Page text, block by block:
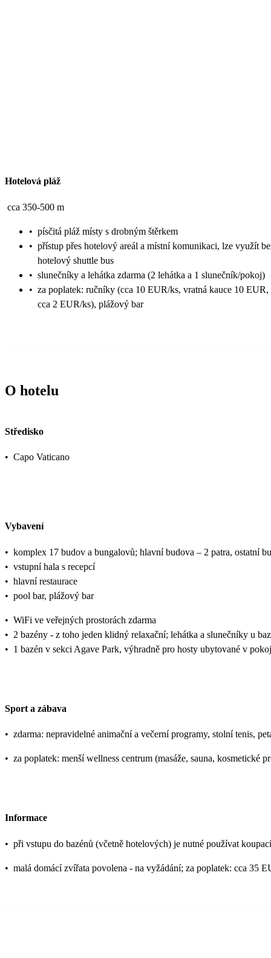
Hotelová pláž
cca 350-500 m
• písčitá pláž místy s drobným štěrkem
• přístup přes hotelový areál a místní komunikaci, lze využít
hotelový shuttle bus
• slunečníky a lehátka zdarma (2 lehátka a 1 slunečník/pokoj)
• za poplatek: ručníky (cca 10 EUR/ks, vratná kauce 10 EUR,
cca 2 EUR/ks), plážový bar
O hotelu
Středisko
• Capo Vaticano
Vybavení
• komplex 17 budov a bungalovů; hlavní budova – 2 patra, ostatní
• vstupní hala s recepcí
• hlavní restaurace
• pool bar, plážový bar
• WiFi ve veřejných prostorách zdarma
• 2 bazény - z toho jeden klidný relaxační; lehátka a slunečníky u
• 1 bazén v sekci Agave Park, výhradně pro hosty ubytované v
Sport a zábava
• zdarma: nepravidelné animační a večerní programy, stolní tenis,
• za poplatek: menší wellness centrum (masáže, sauna, kosmetické
Informace
• při vstupu do bazénů (včetně hotelových) je nutné používat
• malá domácí zvířata povolena - na vyžádání; za poplatek: cca 35